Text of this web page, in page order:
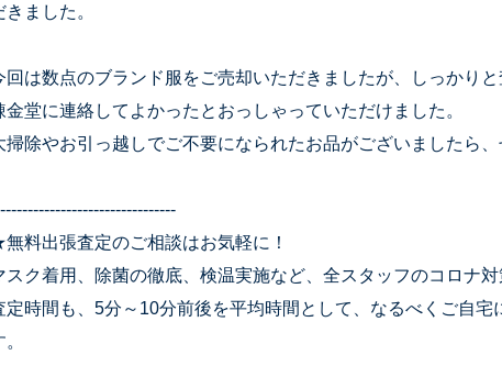
きました。
回は数点のブランド服をご売却いただきましたが、しっかり
金堂に連絡してよかったとおっしゃっていただけました。
掃除やお引っ越しでご不要になられたお品がございましたら
料出張査定のご相談はお気軽に！
スク着用、除菌の徹底、検温実施など、全スタッフのコロナ対
定時間も、5分～10分前後を平均時間として、なるべくご自宅